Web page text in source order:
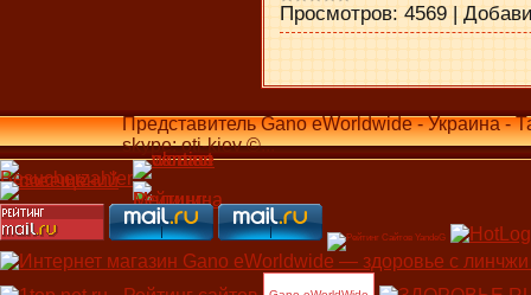
Просмотров: 4569 |
Представитель Gano eWorldwide - Украина -
skype: oti-kiev ©...